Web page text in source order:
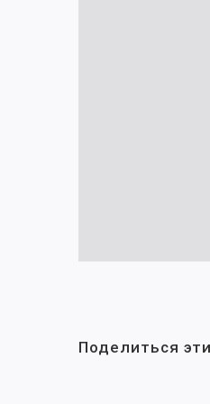
Поделиться